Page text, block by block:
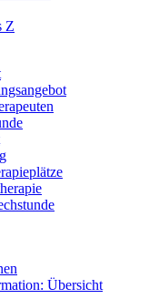
Z
Übersicht